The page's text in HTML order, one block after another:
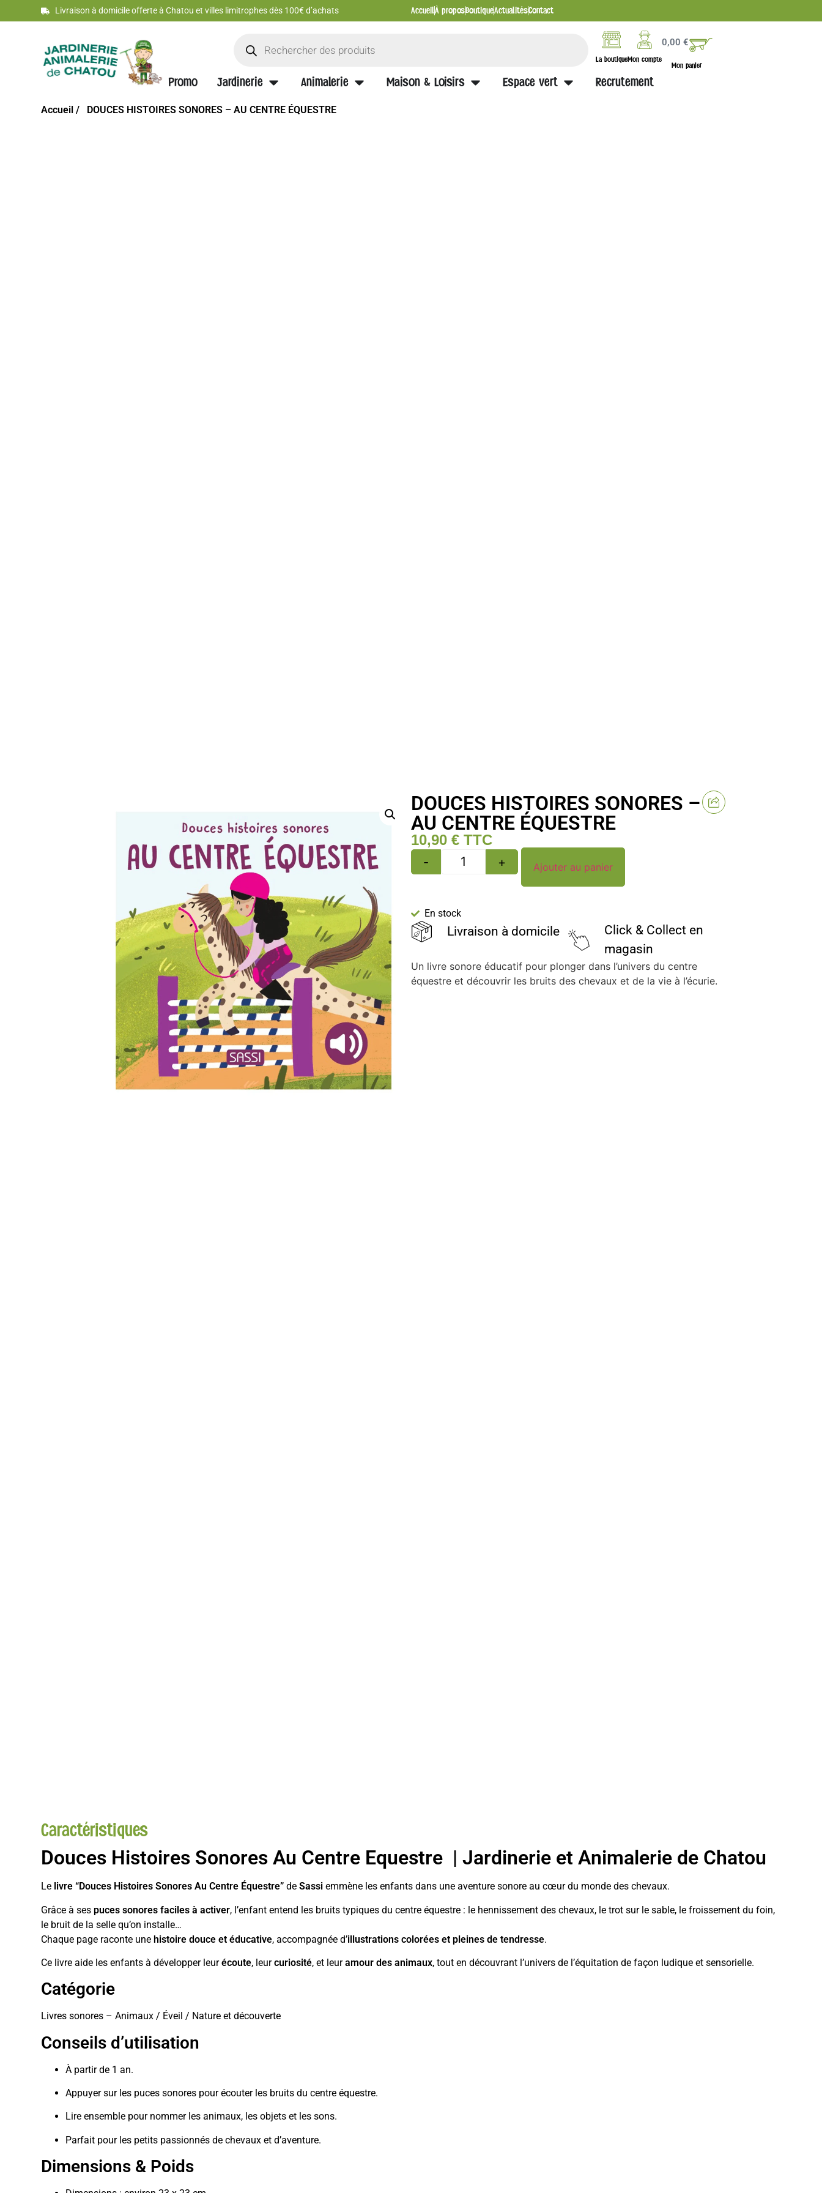
Livraison à domicile offerte à Chatou et villes limitrophes dès 100€ d’achats AccueilÀ proposBoutiqueActualitésContact
La boutiqueMon compte
0,00€
Mon panier
Promo Jardinerie Animalerie Maison & Loisirs Espace vert Recrutement
Accueil / DOUCES HISTOIRES SONORES – AU CENTRE ÉQUESTRE
DOUCES HISTOIRES SONORES –
AU CENTRE ÉQUESTRE
10,90 €TTC
- + Ajouter au panier
En stock
Livraison à domicile
Click & Collect en
magasin
Un livre sonore éducatif pour plonger dans l’univers du centre
équestre et découvrir les bruits des chevaux et de la vie à l’écurie.
Caractéristiques
Douces Histoires Sonores Au Centre Equestre | Jardinerie et Animalerie de Chatou
Le livre “Douces Histoires Sonores Au Centre Équestre” deSassi emmène les enfants dans une aventure sonore au cœur du monde des chevaux.
Grâce à ses puces sonores faciles à activer, l’enfant entend les bruits typiques du centre équestre : le hennissement des chevaux, le trot sur le sable, le froissement du foin,
le bruit de la selle qu’on installe…
Chaque page raconte unehistoire douce et éducative, accompagnée d’illustrations colorées et pleines de tendresse.
Ce livre aide les enfants à développer leurécoute, leurcuriosité, et leuramour des animaux, tout en découvrant l’univers de l’équitation de façon ludique et sensorielle.
Catégorie
Livres sonores – Animaux / Éveil / Nature et découverte
Conseils d’utilisation
À partir de 1 an.
Appuyer sur les puces sonores pour écouter les bruits du centre équestre.
Lire ensemble pour nommer les animaux, les objets et les sons.
Parfait pour les petits passionnés de chevaux et d’aventure.
Dimensions & Poids